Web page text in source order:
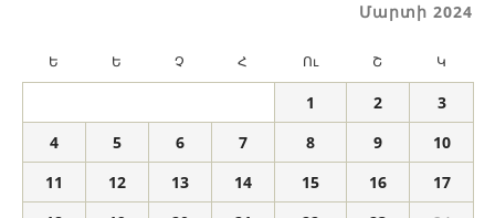
Մարտի 2024
Ե Ե Չ Հ Ու Շ Կ
1 2
3
4
5 6 7 8 9
10
11
12 13 14 15 16
17